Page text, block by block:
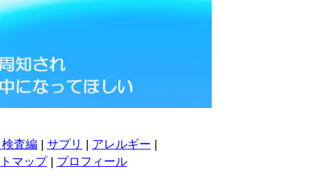
査編 サプリ アレルギー
マップ| プロフィール